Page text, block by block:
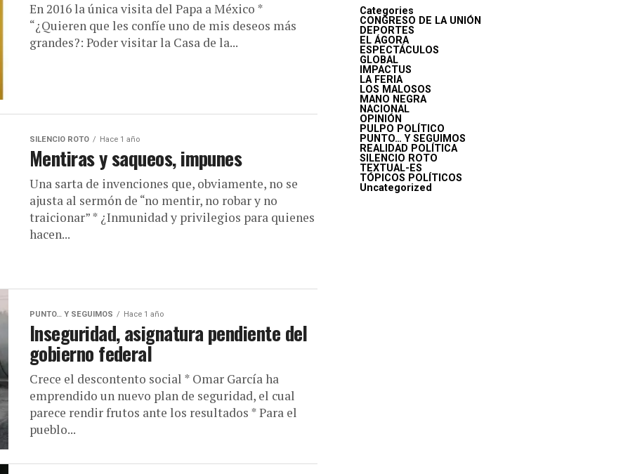
En 2016 la única visita del Papa a México *
“¿Quieren que les confíe uno de mis deseos más
grandes?: Poder visitar la Casa de la...
SILENCIO ROTO Hace 1 año
Mentiras y saqueos, impunes
Una sarta de invenciones que, obviamente, no se
ajusta al sermón de “no mentir, no robar y no
traicionar” * ¿Inmunidad y privilegios para quienes
hacen...
PUNTO… Y SEGUIMOS Hace 1 año
Inseguridad, asignatura pendiente del
gobierno federal
Crece el descontento social * Omar García ha
emprendido un nuevo plan de seguridad, el cual
parece rendir frutos ante los resultados * Para el
pueblo...
Categories
CONGRESO DE LA UNIÓN
DEPORTES
EL ÁGORA
ESPECTÁCULOS
GLOBAL
IMPACTUS
LA FERIA
LOS MALOSOS
MANO NEGRA
NACIONAL
OPINIÓN
PULPO POLÍTICO
PUNTO… Y SEGUIMOS
REALIDAD POLÍTICA
SILENCIO ROTO
TEXTUAL-ES
TÓPICOS POLÍTICOS
Uncategorized